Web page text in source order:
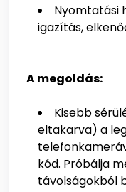
Nyomtatási
igazítás,
A megoldás:
Kisebb
eltakarva) a
kód. Próbálja
távolságokból